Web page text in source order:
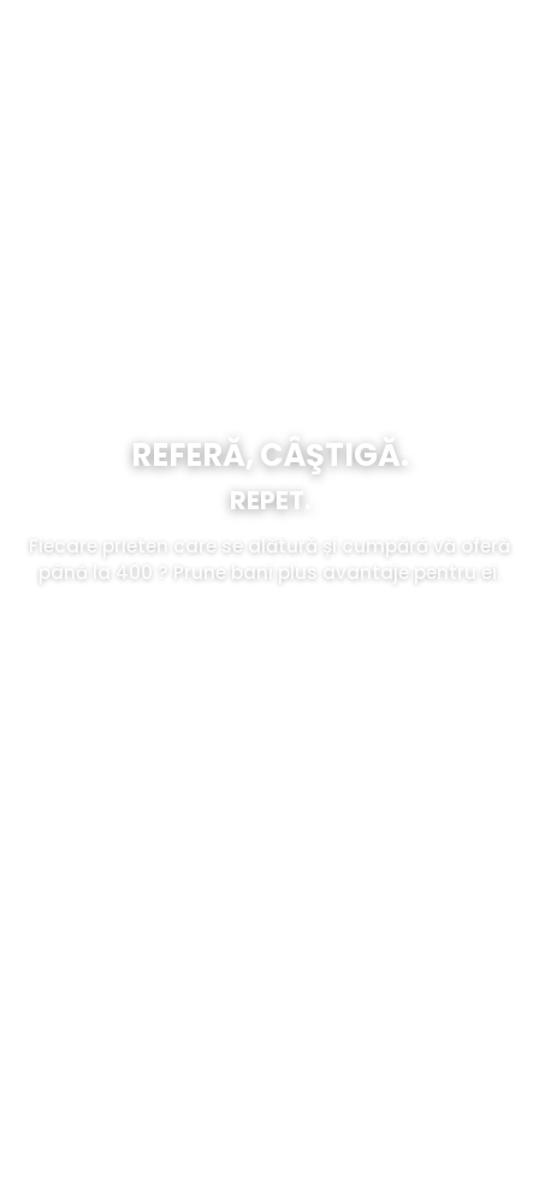
REFERĂ, CÂŞTIGĂ.
REPET.
Fiecare prieten care se alătură și cumpără vă oferă
până la 400 ? Prune bani plus avantaje pentru ei.